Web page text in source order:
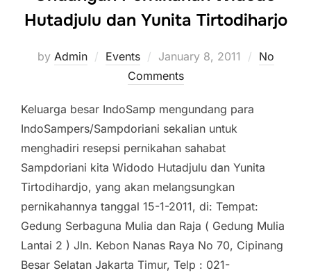
Hutadjulu dan Yunita Tirtodiharjo
by Admin Events
Posted
on
January 8, 2011
No
Comments
Keluarga besar IndoSamp mengundang para
IndoSampers/Sampdoriani sekalian untuk
menghadiri resepsi pernikahan sahabat
Sampdoriani kita Widodo Hutadjulu dan Yunita
Tirtodihardjo, yang akan melangsungkan
pernikahannya tanggal 15-1-2011, di: Tempat:
Gedung Serbaguna Mulia dan Raja ( Gedung Mulia
Lantai 2 ) Jln. Kebon Nanas Raya No 70, Cipinang
Besar Selatan Jakarta Timur, Telp : 021-